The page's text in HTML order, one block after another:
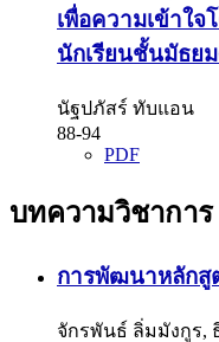
เพื่อความเข้าใ
นักเรียนชั้นมัธย
นัฐปภัสร์ ทับแอน
88-94
PDF
บทความวิชาการ
การพัฒนาหลักสู
จักรพันธ์ ลิ่มมังกูร,